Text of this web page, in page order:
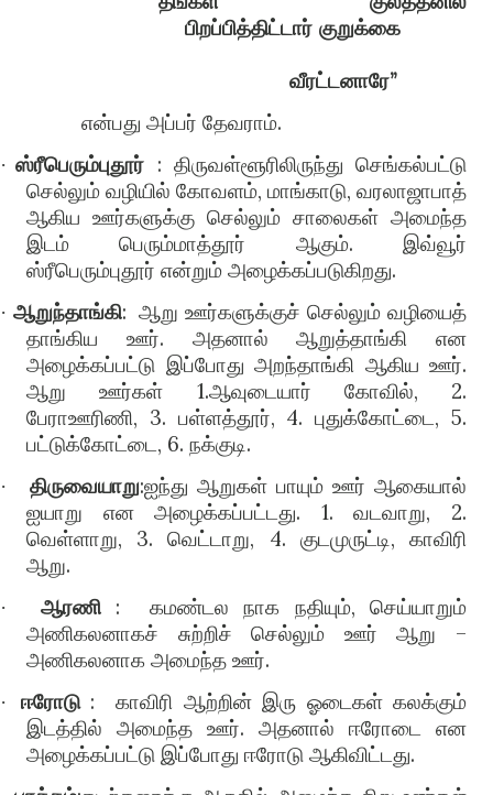
பிறப்பித்திட்டார் குறுக்கை
வீரட்டனாரே”
என்பது அப்பர் தேவராம்.
· ஸ்ரீபெரும்புதூர் : திருவள்ளூரிலிருந்து செங்கல்பட்டு
செல்லும் வழியில் கோவளம், மாங்காடு, வரலாஜாபாத்
ஆகிய ஊர்களுக்கு செல்லும் சாலைகள் அமைந்த
இடம் பெரும்மாத்தூர் ஆகும்.இவ்வூர்
ஸ்ரீபெரும்புதூர் என்றும் அழைக்கப்படுகிறது.
· ஆறுந்தாங்கி: ஆறு ஊர்களுக்குச் செல்லும் வழியைத்
தாங்கிய ஊர். அதனால் ஆறுத்தாங்கி என
அழைக்கப்பட்டு இப்போது அறந்தாங்கி ஆகிய ஊர்.
ஆறு ஊர்கள் 1.ஆவுடையார் கோவில், 2.
பேராஊரிணி, 3. பள்ளத்தூர், 4.புதுக்கோட்டை, 5.
பட்டுக்கோட்டை, 6. நக்குடி.
· திருவையாறு:ஐந்து ஆறுகள் பாயும் ஊர் ஆகையால்
ஐயாறு என அழைக்கப்பட்டது. 1. வடவாறு, 2.
வெள்ளாறு, 3. வெட்டாறு, 4. குடமுருட்டி, காவிரி
ஆறு.
· ஆரணி :
கமண்டல நாக நதியும், செய்யாறும்
அணிகலனாகச் சுற்றிச் செல்லும் ஊர் ஆறு –
அணிகலனாக அமைந்த ஊர்.
· ஈரோடு:
காவிரி ஆற்றின் இரு ஓடைகள் கலக்கும்
இடத்தில் அமைந்த ஊர். அதனால் ஈரோடை என
அழைக்கப்பட்டு இப்போது ஈரோடு ஆகிவிட்டது.